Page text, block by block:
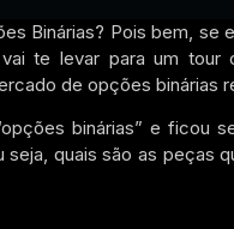
Binárias? Pois bem,
vai te levar para um tour
de opções binárias
binárias” e ficou
seja, quais são as